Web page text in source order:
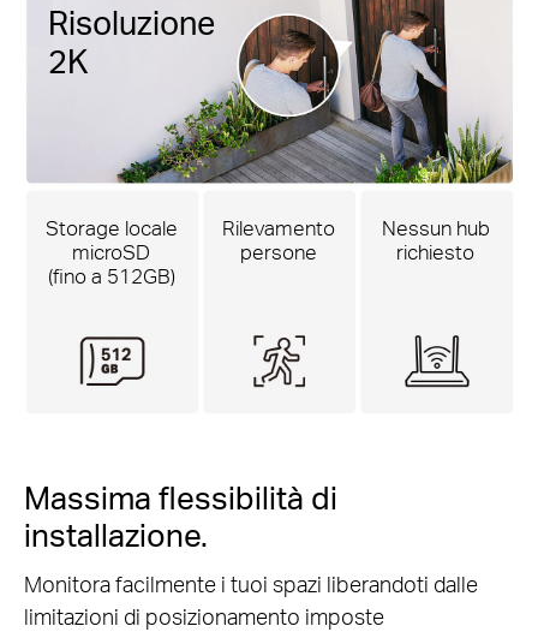
Risoluzione
2K
Storage locale
microSD
(fino a 512GB)
Rilevamento
persone
Nessun hub
richiesto
Massima flessibilità di
installazione.
Monitora facilmente i tuoi spazi liberandoti dalle
limitazioni di posizionamento imposte